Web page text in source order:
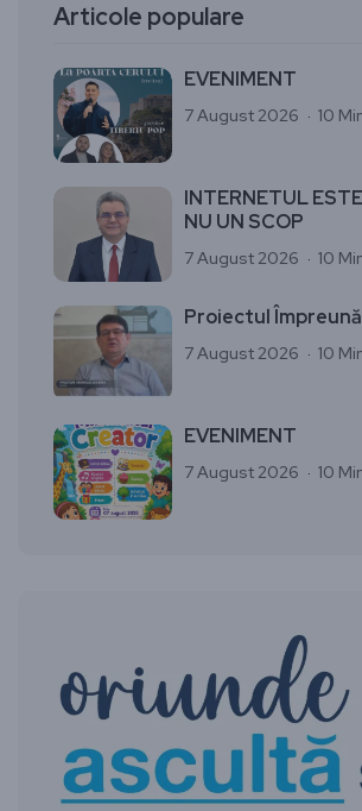
Articole populare
EVENIMENT
7 August 2026 10
INTERNETUL
NU UN SCOP
7 August 2026 10
Proiectul
7 August 2026 10
EVENIMENT
7 August 2026 10